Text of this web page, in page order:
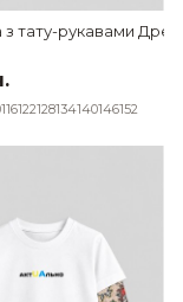
Best friends
тату-рукавами
116122128134140146152